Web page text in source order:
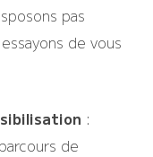
pas
de vous
:
de